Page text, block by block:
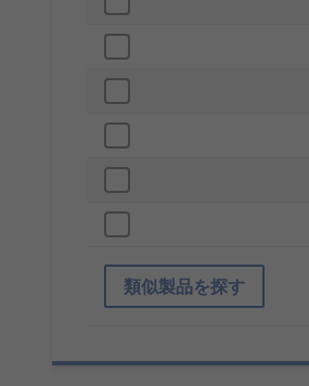
類似製品を探す